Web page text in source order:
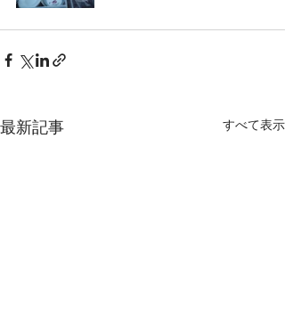
最新記事 すべて表示